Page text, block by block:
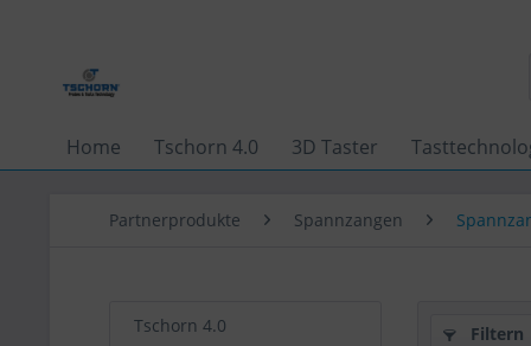
Home Tschorn 4.0 3D Taster
Partnerprodukte Spannzangen
Tschorn 4.0 Filtern